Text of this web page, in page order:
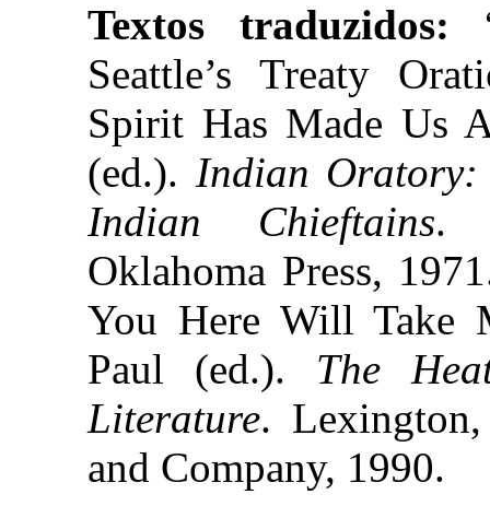
Textos traduzidos:
Seattle’s Treaty
Spirit Has Made Us
(ed.). Indian Oratory:
Indian Chieftains.
Oklahoma Press,
You Here Will Take
Paul (ed.). The
Literature. Lexington,
and Company, 1990.